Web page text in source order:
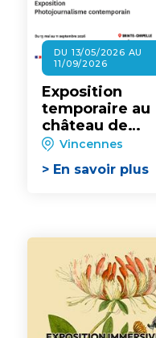
DU 13/05/2026 AU
11/09/2026
Exposition
temporaire au
château de
Vincennes :
Alain Keler,
Histoires de vie
Vincennes
> En savoir plus